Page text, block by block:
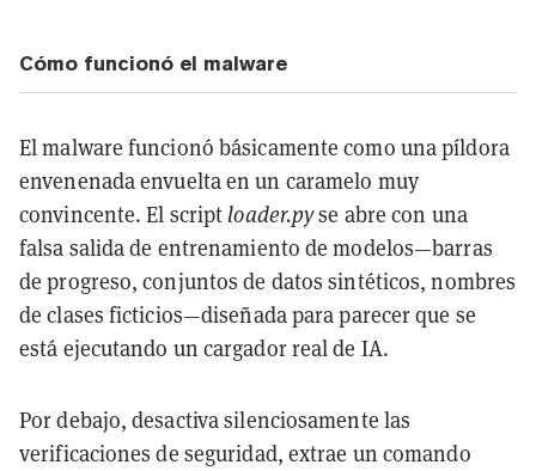
Cómo funcionó el malware
El malware funcionó básicamente como una píldora
envenenada envuelta en un caramelo muy
convincente. El scriptloader.pyse abre con una
falsa salida de entrenamiento de modelos—barras
de progreso, conjuntos de datos sintéticos, nombres
de clases ficticios—diseñada para parecer que se
está ejecutando un cargador real de IA.
Por debajo, desactiva silenciosamente las
verificaciones de seguridad, extrae un comando